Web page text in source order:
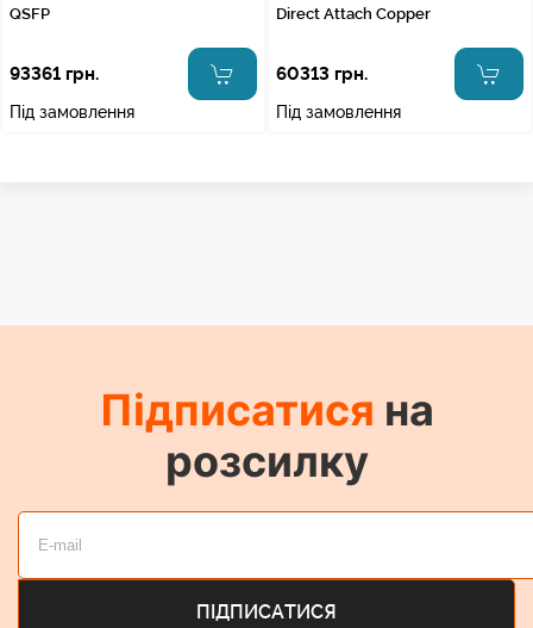
QSFP
93361 грн.
Під замовлення
Direct Attach Copper
60313 грн.
Під замовлення
Підписатися на
розсилку